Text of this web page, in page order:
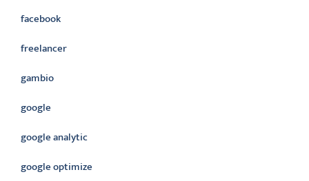
facebook
freelancer
gambio
google
google analytic
google optimize